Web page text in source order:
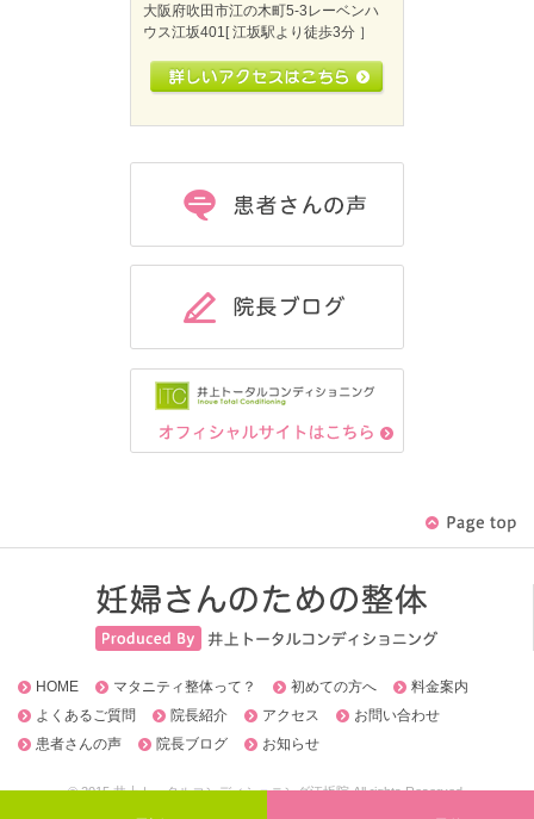
大阪府吹田市江の木町5-3 レーベンハ
ウス江坂401 [ 江坂駅より徒歩3分 ］
HOME マタニティ整体って？ 初めての方へ
料金案内
よくあるご質問
院長紹介 アクセス
お問い合わせ
患者さんの声
院長ブログ お知らせ
© 2015 井上トータルコンディショニング江坂院 All rights Reserved.